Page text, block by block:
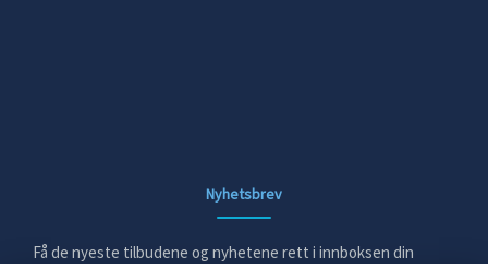
Nyhetsbrev
Få de nyeste tilbudene og nyhetene rett i innboksen din